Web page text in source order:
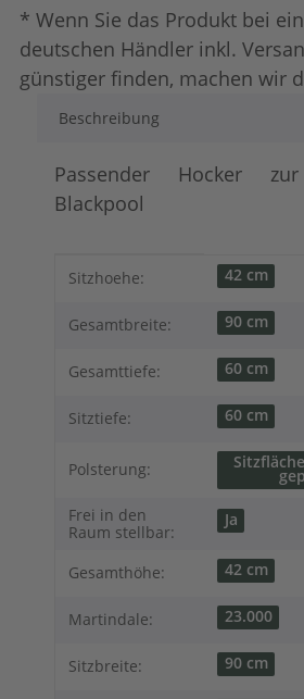
* Wenn Sie das Produkt bei
deutschen Händler inkl.
günstiger finden, machen wir
Beschreibung
Passender Hocker
Blackpool
Produkteigenschaft
Wert
Sitzhoehe: 42 cm
Gesamtbreite: 90 cm
Gesamttiefe: 60 cm
Sitztiefe: 60 cm
Polsterung:
Frei in den
Raum stellbar:
Ja
Gesamthöhe: 42 cm
Martindale: 23.000
Sitzbreite: 90 cm